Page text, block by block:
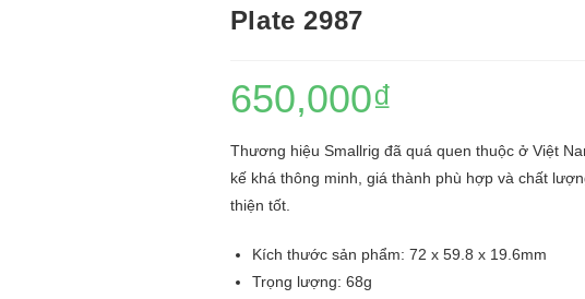
Plate 2987
650,000₫
Thương hiệu Smallrig đã quá quen thuộc ở Việt
kế khá thông minh, giá thành phù hợp và chất
thiện tốt.
Kích thước sản phẩm: 72 x 59.8 x 19.6mm
Trọng lượng: 68g